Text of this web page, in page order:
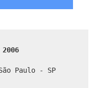
Paulo - SP